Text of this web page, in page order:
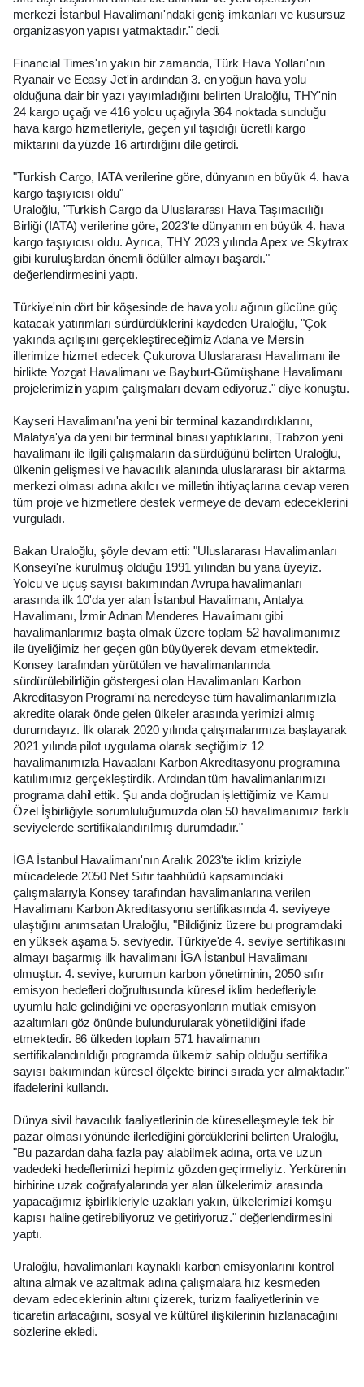
merkezi İstanbul Havalimanı'ndaki geniş imkanları ve kusursuz
organizasyon yapısı yatmaktadır." dedi.
Financial Times'ın yakın bir zamanda, Türk Hava Yolları'nın
Ryanair ve Eeasy Jet'in ardından 3. en yoğun hava yolu
olduğuna dair bir yazı yayımladığını belirten Uraloğlu, THY'nin
24 kargo uçağı ve 416 yolcu uçağıyla 364 noktada sunduğu
hava kargo hizmetleriyle, geçen yıl taşıdığı ücretli kargo
miktarını da yüzde 16 artırdığını dile getirdi.
"Turkish Cargo, IATA verilerine göre, dünyanın en büyük 4. hava
kargo taşıyıcısı oldu"
Uraloğlu, "Turkish Cargo da Uluslararası Hava Taşımacılığı
Birliği (IATA) verilerine göre, 2023'te dünyanın en büyük 4. hava
kargo taşıyıcısı oldu. Ayrıca, THY 2023 yılında Apex ve Skytrax
gibi kuruluşlardan önemli ödüller almayı başardı."
değerlendirmesini yaptı.
Türkiye'nin dört bir köşesinde de hava yolu ağının gücüne güç
katacak yatırımları sürdürdüklerini kaydeden Uraloğlu, "Çok
yakında açılışını gerçekleştireceğimiz Adana ve Mersin
illerimize hizmet edecek Çukurova Uluslararası Havalimanı ile
birlikte Yozgat Havalimanı ve Bayburt-Gümüşhane Havalimanı
projelerimizin yapım çalışmaları devam ediyoruz." diye konuştu.
Kayseri Havalimanı'na yeni bir terminal kazandırdıklarını,
Malatya'ya da yeni bir terminal binası yaptıklarını, Trabzon yeni
havalimanı ile ilgili çalışmaların da sürdüğünü belirten Uraloğlu,
ülkenin gelişmesi ve havacılık alanında uluslararası bir aktarma
merkezi olması adına akılcı ve milletin ihtiyaçlarına cevap veren
tüm proje ve hizmetlere destek vermeye de devam edeceklerini
vurguladı.
Bakan Uraloğlu, şöyle devam etti: "Uluslararası Havalimanları
Konseyi'ne kurulmuş olduğu 1991 yılından bu yana üyeyiz.
Yolcu ve uçuş sayısı bakımından Avrupa havalimanları
arasında ilk 10'da yer alan İstanbul Havalimanı, Antalya
Havalimanı, İzmir Adnan Menderes Havalimanı gibi
havalimanlarımız başta olmak üzere toplam 52 havalimanımız
ile üyeliğimiz her geçen gün büyüyerek devam etmektedir.
Konsey tarafından yürütülen ve havalimanlarında
sürdürülebilirliğin göstergesi olan Havalimanları Karbon
Akreditasyon Programı'na neredeyse tüm havalimanlarımızla
akredite olarak önde gelen ülkeler arasında yerimizi almış
durumdayız. İlk olarak 2020 yılında çalışmalarımıza başlayarak
2021 yılında pilot uygulama olarak seçtiğimiz 12
havalimanımızla Havaalanı Karbon Akreditasyonu programına
katılımımız gerçekleştirdik. Ardından tüm havalimanlarımızı
programa dahil ettik. Şu anda doğrudan işlettiğimiz ve Kamu
Özel İşbirliğiyle sorumluluğumuzda olan 50 havalimanımız farklı
seviyelerde sertifikalandırılmış durumdadır."
İGA İstanbul Havalimanı'nın Aralık 2023'te iklim kriziyle
mücadelede 2050 Net Sıfır taahhüdü kapsamındaki
çalışmalarıyla Konsey tarafından havalimanlarına verilen
Havalimanı Karbon Akreditasyonu sertifikasında 4. seviyeye
ulaştığını anımsatan Uraloğlu, "Bildiğiniz üzere bu programdaki
en yüksek aşama 5. seviyedir. Türkiye'de 4. seviye sertifikasını
almayı başarmış ilk havalimanı İGA İstanbul Havalimanı
olmuştur. 4. seviye, kurumun karbon yönetiminin, 2050 sıfır
emisyon hedefleri doğrultusunda küresel iklim hedefleriyle
uyumlu hale gelindiğini ve operasyonların mutlak emisyon
azaltımları göz önünde bulundurularak yönetildiğini ifade
etmektedir. 86 ülkeden toplam 571 havalimanın
sertifikalandırıldığı programda ülkemiz sahip olduğu sertifika
sayısı bakımından küresel ölçekte birinci sırada yer almaktadır."
ifadelerini kullandı.
Dünya sivil havacılık faaliyetlerinin de küreselleşmeyle tek bir
pazar olması yönünde ilerlediğini gördüklerini belirten Uraloğlu,
"Bu pazardan daha fazla pay alabilmek adına, orta ve uzun
vadedeki hedeflerimizi hepimiz gözden geçirmeliyiz. Yerkürenin
birbirine uzak coğrafyalarında yer alan ülkelerimiz arasında
yapacağımız işbirlikleriyle uzakları yakın, ülkelerimizi komşu
kapısı haline getirebiliyoruz ve getiriyoruz." değerlendirmesini
yaptı.
Uraloğlu, havalimanları kaynaklı karbon emisyonlarını kontrol
altına almak ve azaltmak adına çalışmalara hız kesmeden
devam edeceklerinin altını çizerek, turizm faaliyetlerinin ve
ticaretin artacağını, sosyal ve kültürel ilişkilerinin hızlanacağını
sözlerine ekledi.